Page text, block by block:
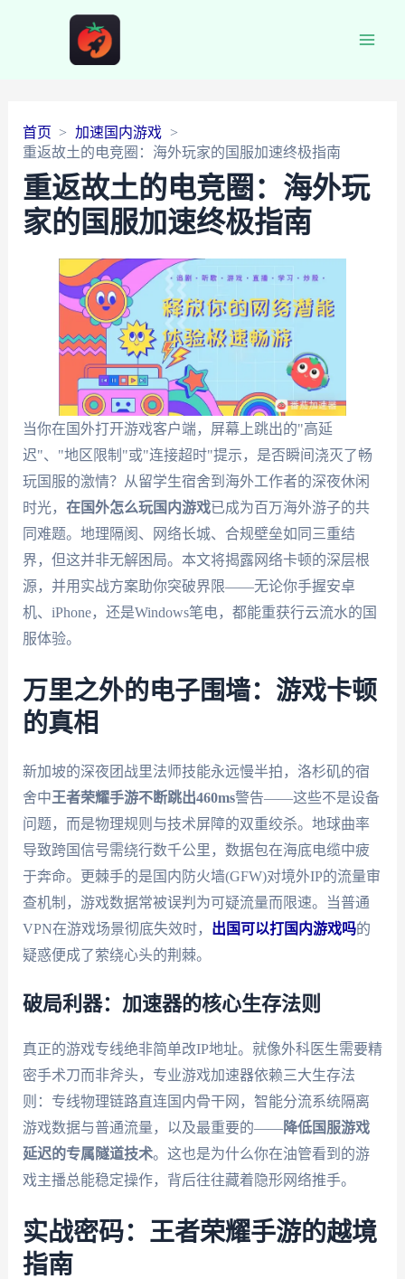
首页
加速国内游戏
重返故土的电竞圈：海外玩家的国服加速终极指南
重返故土的电竞圈：海外玩
家的国服加速终极指南
当你在国外打开游戏客户端，屏幕上跳出的"高延
迟"、"地区限制"或"连接超时"提示，是否瞬间浇灭了畅
玩国服的激情？从留学生宿舍到海外工作者的深夜休闲
时光， 在国外怎么玩国内游戏已成为百万海外游子的共
同难题。地理隔阂、网络长城、合规壁垒如同三重结
界，但这并非无解困局。本文将揭露网络卡顿的深层根
源，并用实战方案助你突破界限——无论你手握安卓
机、iPhone，还是Windows笔电，都能重获行云流水的国
服体验。
万里之外的电子围墙：游戏卡顿
的真相
新加坡的深夜团战里法师技能永远慢半拍，洛杉矶的宿
舍中王者荣耀手游不断跳出460ms警告——这些不是设备
问题，而是物理规则与技术屏障的双重绞杀。地球曲率
导致跨国信号需绕行数千公里，数据包在海底电缆中疲
于奔命。更棘手的是国内防火墙(GFW)对境外IP的流量审
查机制，游戏数据常被误判为可疑流量而限速。当普通
VPN在游戏场景彻底失效时， 出国可以打国内游戏吗的
疑惑便成了萦绕心头的荆棘。
破局利器：加速器的核心生存法则
真正的游戏专线绝非简单改IP地址。就像外科医生需要精
密手术刀而非斧头，专业游戏加速器依赖三大生存法
则：专线物理链路直连国内骨干网，智能分流系统隔离
游戏数据与普通流量，以及最重要的——降低国服游戏
延迟的专属隧道技术。这也是为什么你在油管看到的游
戏主播总能稳定操作，背后往往藏着隐形网络推手。
实战密码：王者荣耀手游的越境
指南